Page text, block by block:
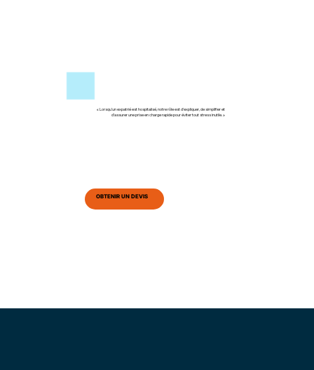
OBTENIR UN DEVIS
« Lorsqu’un expatrié est hospitalisé, notre rôle est d’expliquer, de simplifier et
d’assurer une prise en charge rapide pour éviter tout stress inutile. »